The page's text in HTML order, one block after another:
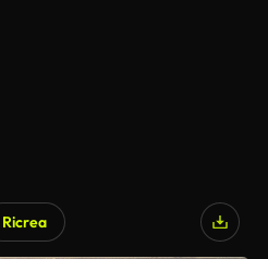
Ricrea